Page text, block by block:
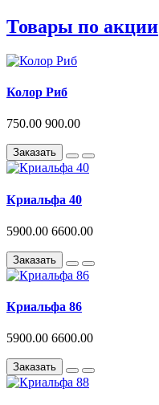
Товары по акции
Колор Риб
750.00 900.00
Заказать
Криальфа 40
5900.00 6600.00
Заказать
Криальфа 86
5900.00 6600.00
Заказать